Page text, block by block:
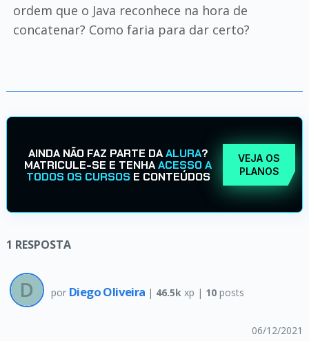
ordem que o Java reconhece na hora de
concatenar? Como faria para dar certo?
AINDA NÃO FAZ PARTE DAALURA?
MATRICULE-SE E TENHAACESSO A
TODOS OS CURSOS E CONTEÚDOS
VEJA OS
PLANOS
1 RESPOSTA
por Diego Oliveira | 46.5k xp | 10posts
06/12/2021